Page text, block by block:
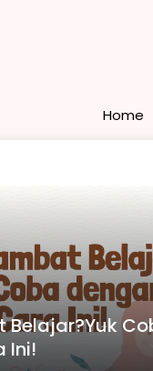
Home
Belajar?Yuk
Ini!